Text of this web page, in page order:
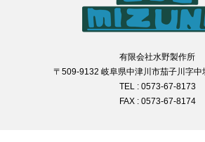
有限会社水野製作所
〒509-9132 岐阜県中津川市茄子川字
TEL : 0573-67-8173
FAX : 0573-67-8174